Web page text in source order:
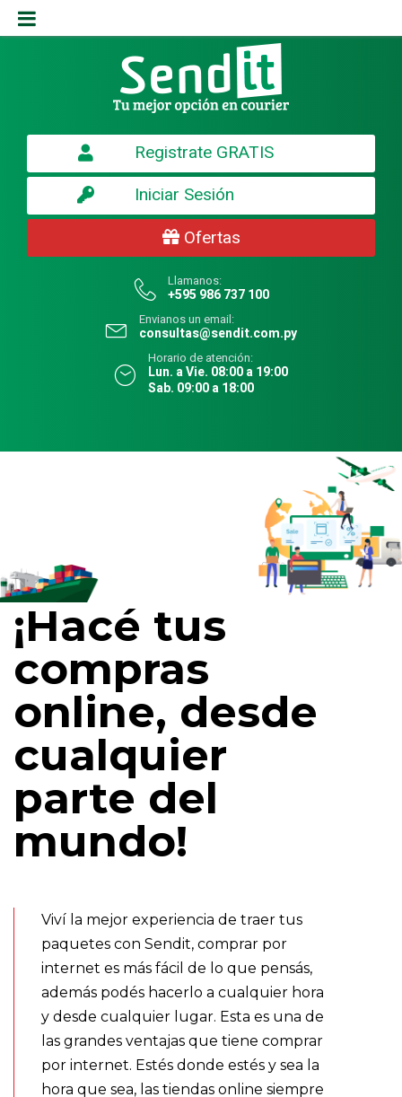
Registrate GRATIS
Iniciar Sesión
Ofertas
Llamanos:
+595 986 737 100
Envianos un email:
consultas@sendit.com.py
Horario de atención:
Lun. a Vie. 08:00 a 19:00
Sab. 09:00 a 18:00
¡Hacé tus
compras
online, desde
cualquier
parte del
mundo!
Viví la mejor experiencia de traer tus
paquetes con Sendit, comprar por
internet es más fácil de lo que pensás,
además podés hacerlo a cualquier hora
y desde cualquier lugar. Esta es una de
las grandes ventajas que tiene comprar
por internet. Estés donde estés y sea la
hora que sea, las tiendas online siempre